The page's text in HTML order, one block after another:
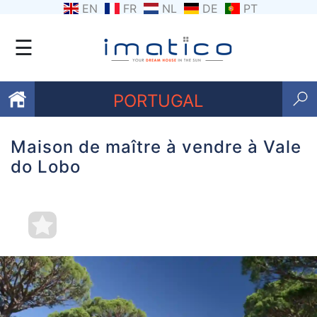
EN FR NL DE PT
☰
PORTUGAL
Favoris
nous
Contactez
nous
Termes
Maison de maître à vendre à Vale
do Lobo